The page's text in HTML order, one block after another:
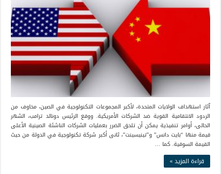
آثار استهداف الولايات المتحدة، لأكبر المجموعات التكنولوجية في الصين، مخاوف من
الردود الانتقامية القوية ضد الشركات الأمريكية. ووقع الرئيس دونالد ترامب، الشهر
الحالى، أوامر تنفيذية يمكن أن تلحق الضرر بعمليات الشركات الناشئة الصينية الأعلى
قيمة منها “بايت دانس” و”تينيسينت”، ثانى أكبر شركة تكنولوجية في الدولة من حيث
القيمة السوقية. كما …
قراءة المزيد »